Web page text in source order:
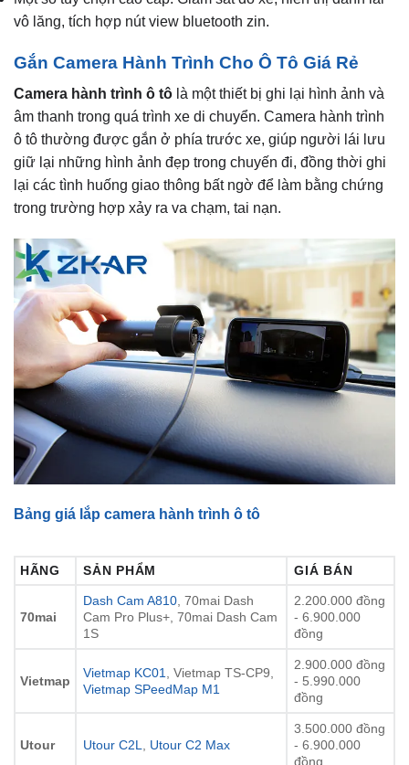
vô lăng, tích hợp nút view bluetooth zin.
Gắn Camera Hành Trình Cho Ô Tô Giá Rẻ
Camera hành trình ô tô là một thiết bị ghi lại hình ảnh và
âm thanh trong quá trình xe di chuyển. Camera hành trình
ô tô thường được gắn ở phía trước xe, giúp người lái lưu
giữ lại những hình ảnh đẹp trong chuyến đi, đồng thời ghi
lại các tình huống giao thông bất ngờ để làm bằng chứng
trong trường hợp xảy ra va chạm, tai nạn.
Bảng giá lắp camera hành trình ô tô
HÃNG SẢN PHẨM GIÁ BÁN
70mai
Dash Cam A810, 70mai Dash
Cam Pro Plus+, 70mai Dash Cam
1S
2.200.000 đồng
- 6.900.000
đồng
Vietmap
Vietmap KC01, Vietmap TS-CP9,
Vietmap SPeedMap M1
2.900.000 đồng
- 5.990.000
đồng
Utour Utour C2L, Utour C2 Max
3.500.000 đồng
- 6.900.000
đồng